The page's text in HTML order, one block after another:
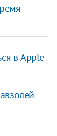
в Apple